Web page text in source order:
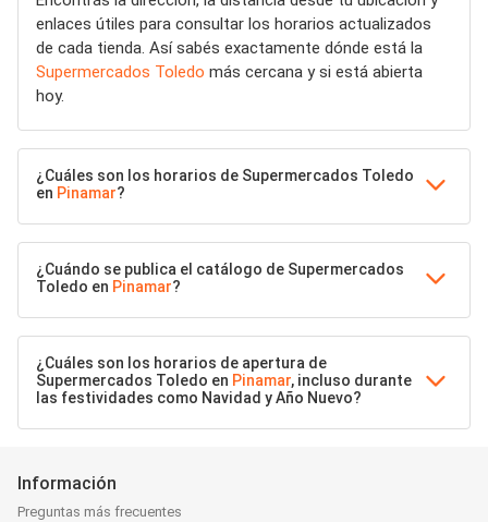
enlaces útiles para consultar los horarios actualizados
de cada tienda. Así sabés exactamente dónde está la
Supermercados Toledo más cercana y si está abierta
hoy.
¿Cuáles son los horarios de Supermercados Toledo
en Pinamar?
¿Cuándo se publica el catálogo de Supermercados
Toledo en Pinamar?
¿Cuáles son los horarios de apertura de
Supermercados Toledo en Pinamar, incluso durante
las festividades como Navidad y Año Nuevo?
Información
Preguntas más frecuentes